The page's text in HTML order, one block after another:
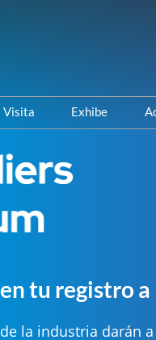
Visita
Citas de negocio
Exhibe
tu registro a
la industria darán